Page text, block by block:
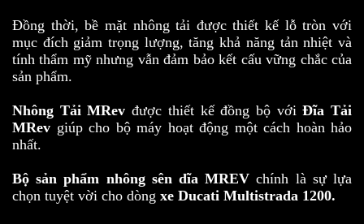
Đồng thời, bề mặt nhông tải được thiết kế lỗ tròn với
mục đích giảm trọng lượng, tăng khả năng tản nhiệt và
tính thẩm mỹ nhưng vẫn đảm bảo kết cấu vững chắc của
sản phẩm.
Nhông Tải MRevđược thiết kế đồng bộ vớiĐĩa Tải
MRev giúp cho bộ máy hoạt động một cách hoàn hảo
nhất.
Bộ sản phẩm nhông sên dĩa MREV chính là sự lựa
chọn tuyệt vời cho dòng xe Ducati Multistrada 1200.